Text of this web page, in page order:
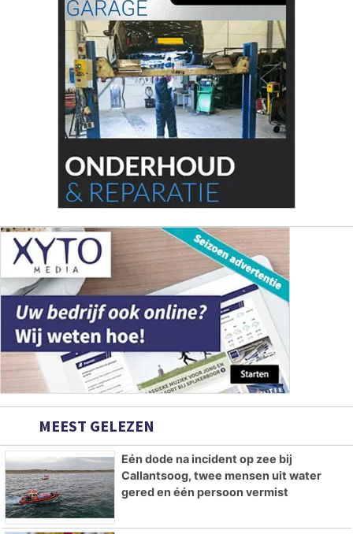
MEEST GELEZEN
Eén dode na incident op zee bij
Callantsoog, twee mensen uit water
gered en één persoon vermist